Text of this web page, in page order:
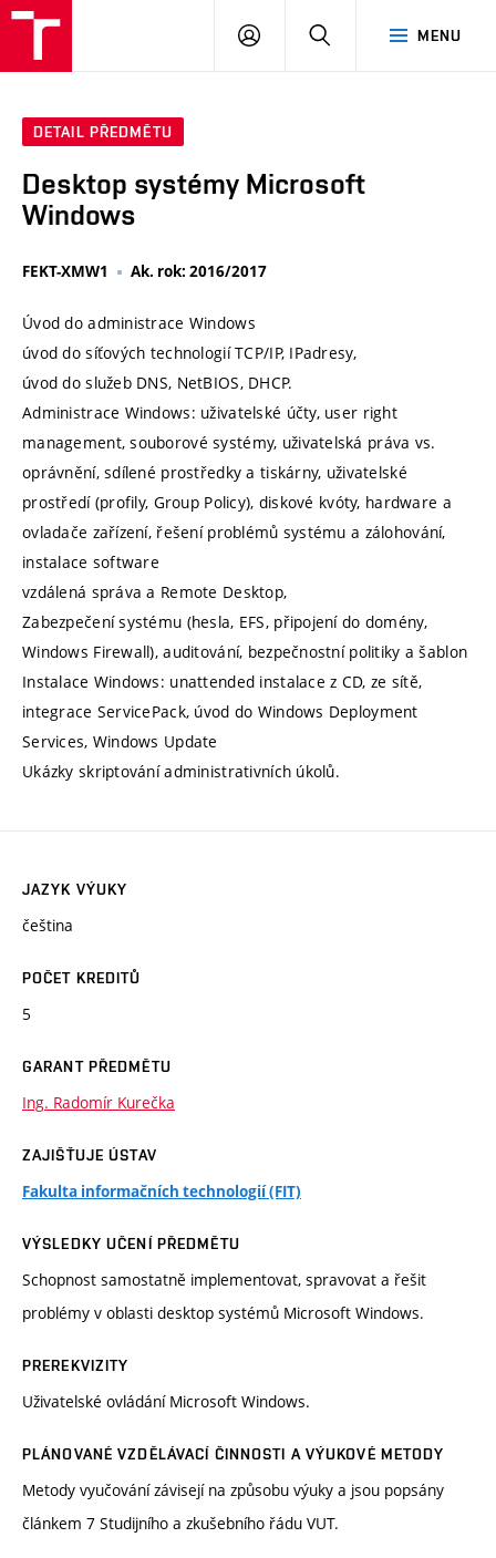
MENU
PŘIHLÁSIT
DETAIL PŘEDMĚTU
Desktop systémy Microsoft
Windows
FEKT-XMW1 Ak. rok: 2016/2017
Úvod do administrace Windows
úvod do síťových technologií TCP/IP, IPadresy,
úvod do služeb DNS, NetBIOS, DHCP.
Administrace Windows: uživatelské účty, user right
management, souborové systémy, uživatelská práva vs.
oprávnění, sdílené prostředky a tiskárny, uživatelské
prostředí (profily, Group Policy), diskové kvóty, hardware a
ovladače zařízení, řešení problémů systému a zálohování,
instalace software
vzdálená správa a Remote Desktop,
Zabezpečení systému (hesla, EFS, připojení do domény,
Windows Firewall), auditování, bezpečnostní politiky a šablon
Instalace Windows: unattended instalace z CD, ze sítě,
integrace ServicePack, úvod do Windows Deployment
Services, Windows Update
Ukázky skriptování administrativních úkolů.
JAZYK VÝUKY
čeština
POČET KREDITŮ
5
GARANT PŘEDMĚTU
Ing. Radomír Kurečka
ZAJIŠŤUJE ÚSTAV
Fakulta informačních technologií (FIT)
VÝSLEDKY UČENÍ PŘEDMĚTU
Schopnost samostatně implementovat, spravovat a řešit
problémy v oblasti desktop systémů Microsoft Windows.
PREREKVIZITY
Uživatelské ovládání Microsoft Windows.
PLÁNOVANÉ VZDĚLÁVACÍ ČINNOSTI A VÝUKOVÉ METODY
Metody vyučování závisejí na způsobu výuky a jsou popsány
článkem 7 Studijního a zkušebního řádu VUT.